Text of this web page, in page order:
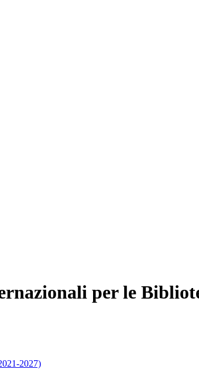
per le
2027)